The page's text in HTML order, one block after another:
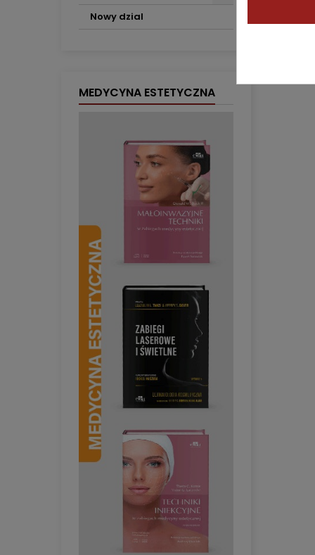
Nowy dzial
MEDYCYNA ESTETYCZNA